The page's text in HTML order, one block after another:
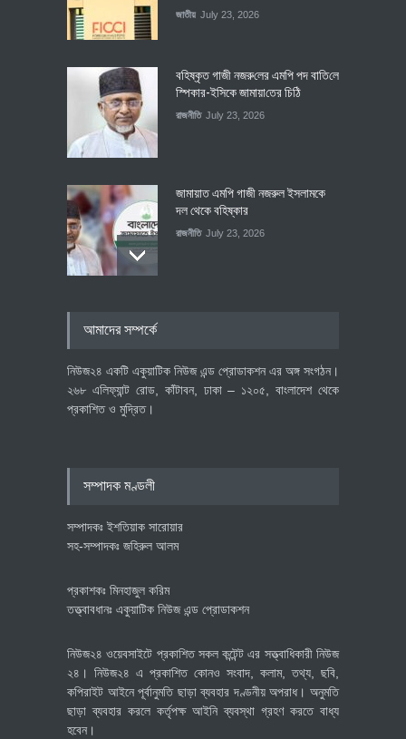
জাতীয় July 23, 2026
বহিষ্কৃত গাজী নজরু‌লের এম‌পি পদ বা‌তি‌লে
স্পিকার-ইসিকে জামায়া‌তের চি‌ঠি
রাজনীতি July 23, 2026
জামায়াত এমপি গাজী নজরুল ইসলামকে
দল থেকে বহিষ্কার
রাজনীতি July 23, 2026
আমাদের সম্পর্কে
নিউজ২৪ একটি একুয়াটিক নিউজ এন্ড প্রোডাকশন এর অঙ্গ সংগঠন।
২৬৮ এলিফ্যান্ট রোড, কাঁটাবন, ঢাকা – ১২০৫, বাংলাদেশ থেকে
প্রকাশিত ও মুদ্রিত।
সম্পাদক মণ্ডলী
সম্পাদকঃ ইশতিয়াক সারোয়ার
সহ-সম্পাদকঃ জহিরুল আলম
প্রকাশকঃ মিনহাজুল করিম
তত্ত্বাবধানঃ একুয়াটিক নিউজ এন্ড প্রোডাকশন
নিউজ২৪ ওয়েবসাইটে প্রকাশিত সকল কন্টেন্ট এর সত্ত্বাধিকারী নিউজ
২৪। নিউজ২৪ এ প্রকাশিত কোনও সংবাদ, কলাম, তথ্য, ছবি,
কপিরাইট আইনে পূর্বানুমতি ছাড়া ব্যবহার দণ্ডনীয় অপরাধ। অনুমতি
ছাড়া ব্যবহার করলে কর্তৃপক্ষ আইনি ব্যবস্থা গ্রহণ করতে বাধ্য
হবেন।